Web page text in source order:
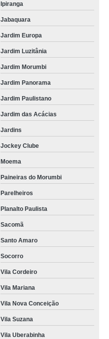
Ipiranga
Jabaquara
Jardim Europa
Jardim Luzitânia
Jardim Morumbi
Jardim Panorama
Jardim Paulistano
Jardim das Acácias
Jardins
Jockey Clube
Moema
Paineiras do Morumbi
Parelheiros
Planalto Paulista
Sacomã
Santo Amaro
Socorro
Vila Cordeiro
Vila Mariana
Vila Nova Conceição
Vila Suzana
Vila Uberabinha